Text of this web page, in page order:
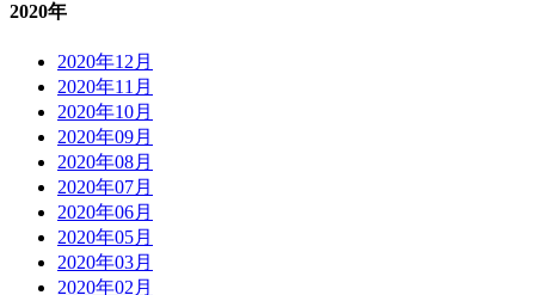
2020年
2020年12月
2020年11月
2020年10月
2020年09月
2020年08月
2020年07月
2020年06月
2020年05月
2020年03月
2020年02月